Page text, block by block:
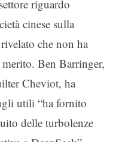
riguardo
cinese sulla
che non ha
Ben Barringer,
Cheviot, ha
utili “ha fornito
delle turbolenze